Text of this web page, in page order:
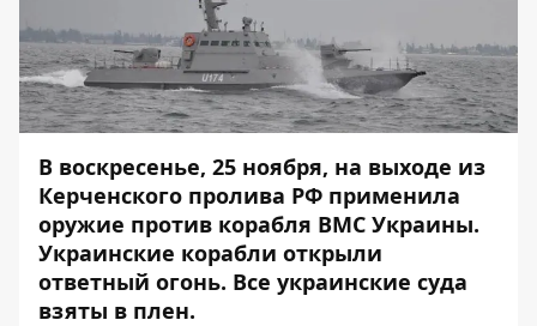
В воскресенье, 25 ноября, на выходе из
Керченского пролива РФ применила
оружие против корабля ВМС Украины.
Украинские корабли открыли
ответный огонь. Все украинские суда
взяты в плен.